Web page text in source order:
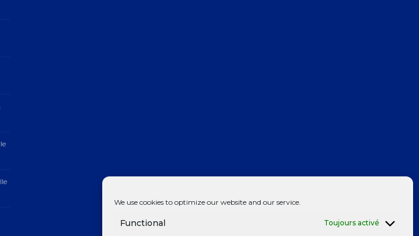
We use cookies to optimize our website and our service.
Functional Toujours activé